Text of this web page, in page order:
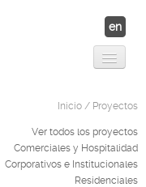
en
Nuestro Equipo
Premios y Publicaciones
Inicio / Proyectos
Ver todos los proyectos
Comerciales y Hospitalidad
Corporativos e Institucionales
Residenciales